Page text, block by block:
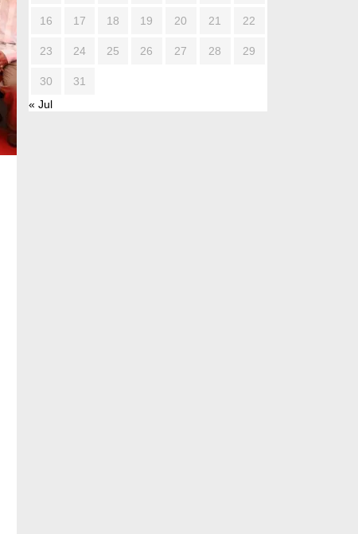
16 17 18 19 20 21 22
23 24 25 26 27 28 29
30
31
« Jul